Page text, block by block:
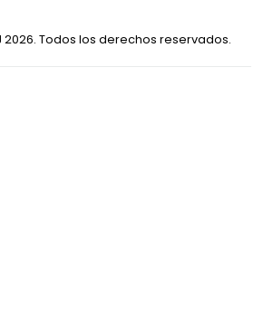
2026. Todos los derechos reservados.